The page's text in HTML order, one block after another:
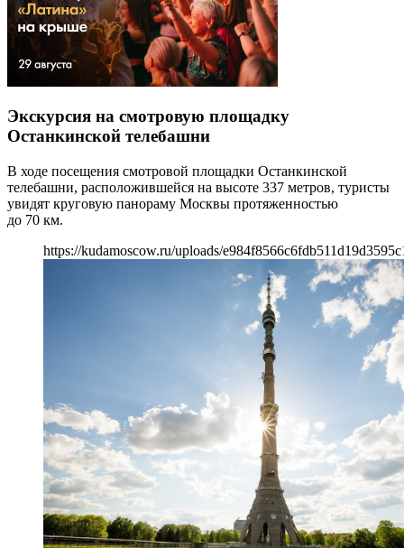
Экскурсия на смотровую площадку
Останкинской телебашни
В ходе посещения смотровой площадки Останкинской
телебашни, расположившейся на высоте 337 метров, туристы
увидят круговую панораму Москвы протяженностью
до 70 км.
https://kudamoscow.ru/uploads/